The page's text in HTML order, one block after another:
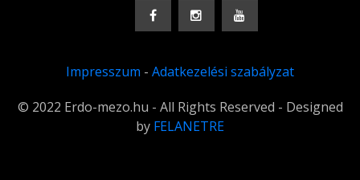
Impresszum - Adatkezelési szabályzat
© 2022 Erdo-mezo.hu - All Rights Reserved - Designed
by FELANETRE